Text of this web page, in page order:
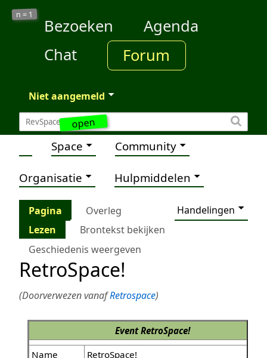
open
n = 1
Bezoeken
Agenda
Chat
Forum
Niet aangemeld
Space Community
Organisatie Hulpmiddelen
Pagina Overleg
Handelingen
Lezen
Brontekst bekijken
Geschiedenis weergeven
RetroSpace!
(Doorverwezen vanafRetrospace)
EventRetroSpace!
Name
RetroSpace!